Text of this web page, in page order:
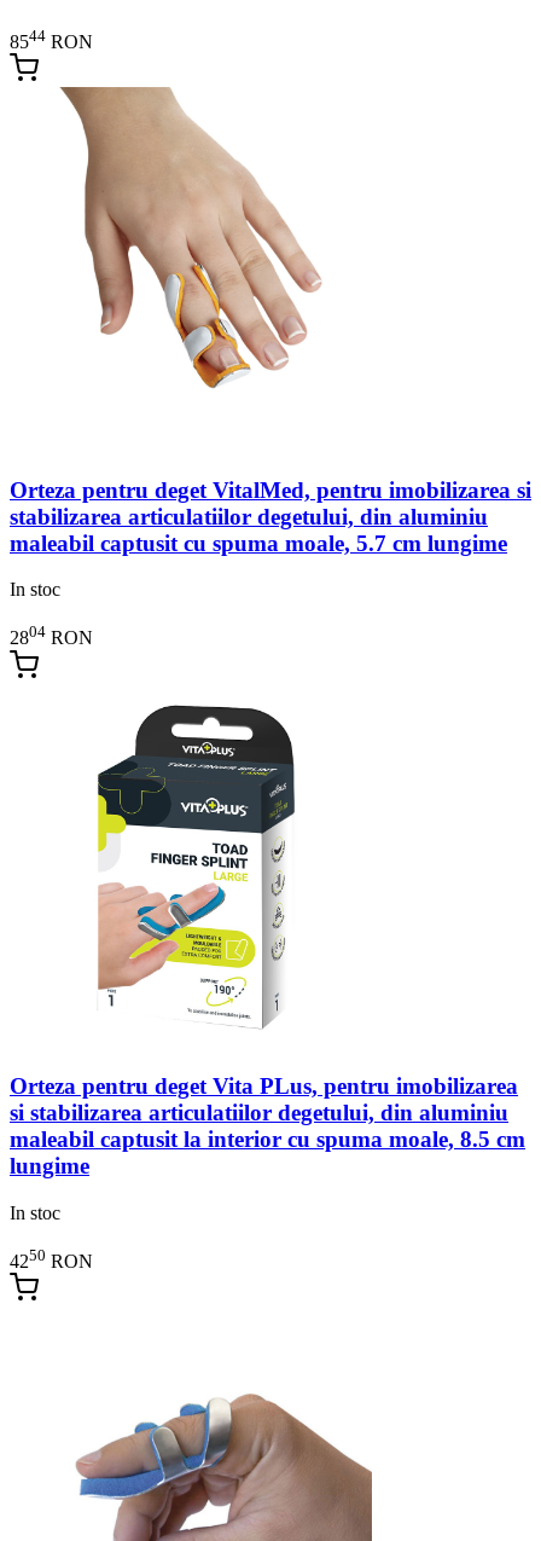
8544 RON
Orteza pentru deget VitalMed, pentru imobilizarea si
stabilizarea articulatiilor degetului, din aluminiu
maleabil captusit cu spuma moale, 5.7 cm lungime
In stoc
2804 RON
Orteza pentru deget Vita PLus, pentru imobilizarea
si stabilizarea articulatiilor degetului, din aluminiu
maleabil captusit la interior cu spuma moale, 8.5 cm
lungime
In stoc
4250 RON